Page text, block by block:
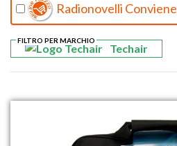
Radionovelli Conviene
Techair
FILTRO PER MARCHIO